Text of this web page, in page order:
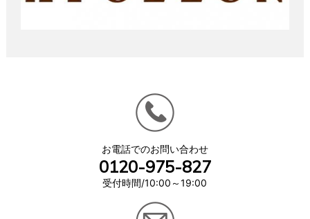
お電話でのお問い合わせ
0120-975-827
受付時間/10:00～19:00